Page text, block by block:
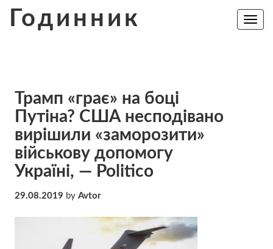
Годинник
Toggle
Трамп «грає» на боці
Путіна? США несподівано
вирішили «заморозити»
військову допомогу
Україні, — Politico
29.08.2019 by Avtor